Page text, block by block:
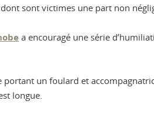
sont victimes une part non
a encouragé une série
portant un foulard et
longue.